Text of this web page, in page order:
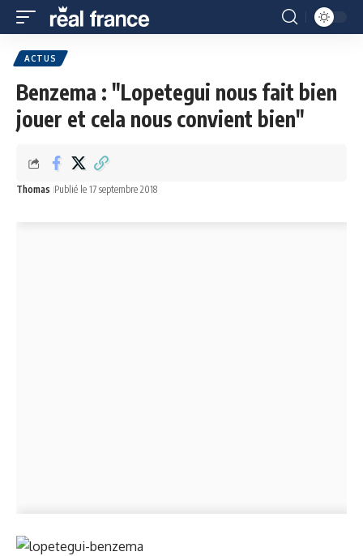
ACTUS
Benzema : "Lopetegui nous fait bien
jouer et cela nous convient bien"
Thomas Publié le 17 septembre 2018